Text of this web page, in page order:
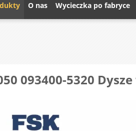
O nas Wycieczka po fabryce
093400-5320